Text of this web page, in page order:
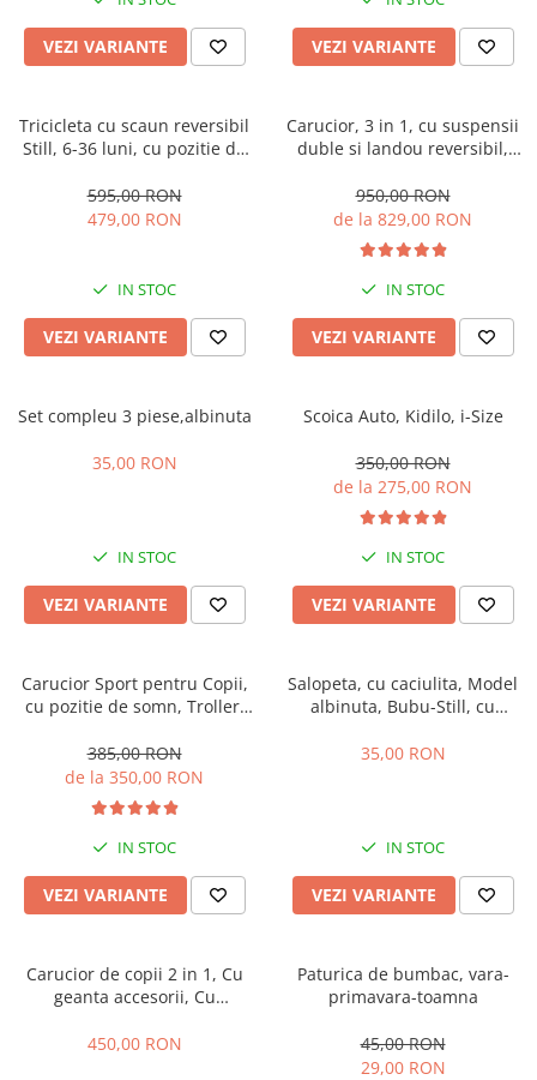
Bluze, pieptarase, mentite
Ciorapi
Pantaloni de exterior
Bluze si pulovere
Hainute bumbac organic
Bluze, pieptarase, mentite
Pantaloni de exterior
Bluze si pulovere
Babetele
Cos depozitare jucarii
Jocuri educative si de societate
Mingii
Jucarii gonflabile
Jucarii de nisip
Trotinete si biciclete
Carucioare papusi
Incaltaminte de panza
VEZI VARIANTE VEZI VARIANTE
Tricicleta cu scaun reversibil
Still, 6-36 luni, cu pozitie de
cu lumini si muzica, SL07
595,00 RON
479,00 RON
IN STOC
VEZI VARIANTE
Carucior, 3 in 1, cu suspensii
duble si landou reversibil,
luni - 3 ani, Original L-Sun
950,00 RON
de la 829,00 RON
IN STOC
VEZI VARIANTE
Set compleu 3 piese,albinuta
35,00 RON
IN STOC
VEZI VARIANTE
Scoica Auto, Kidilo, i-Size
350,00 RON
de la 275,00 RON
IN STOC
VEZI VARIANTE
Carucior Sport pentru Copii,
cu pozitie de somn, Troller,
Tehnologia inovatoare One-
Hand Folding
385,00 RON
de la 350,00 RON
IN STOC
VEZI VARIANTE
Salopeta, cu caciulita, Model
albinuta, Bubu-Still, cu
35,00 RON
IN STOC
VEZI VARIANTE
Carucior de copii 2 in 1, Cu
geanta accesorii, Cu
Pliabil ergonomic, Belecoo,
450,00 RON
Paturica de bumbac, vara-
primavara-toamna
45,00 RON
29,00 RON